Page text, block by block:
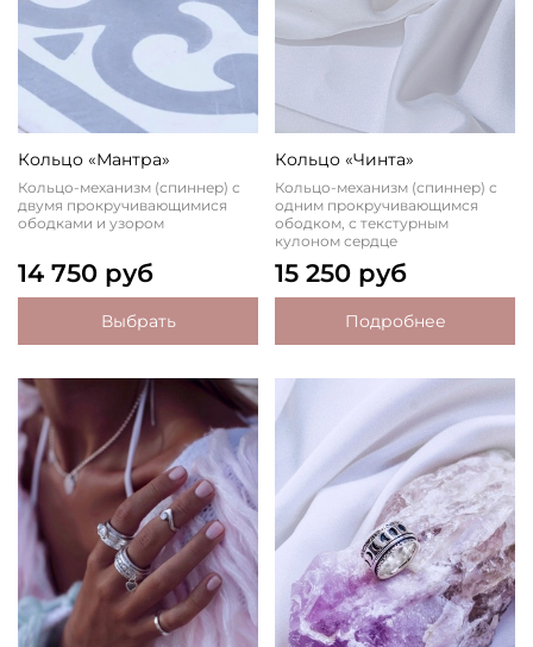
Кольцо «Мантра»
Кольцо-механизм (спиннер) с
двумя прокручивающимися
ободками и узором
14 750 руб
Выбрать
Кольцо «Чинта»
Кольцо-механизм (спиннер) с
одним прокручивающимся
ободком, с текстурным
кулоном сердце
15 250 руб
Подробнее